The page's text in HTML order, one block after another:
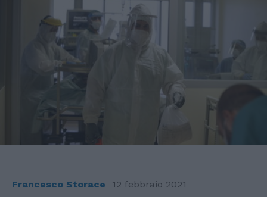
Francesco Storace 12 febbraio 2021